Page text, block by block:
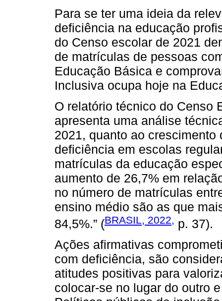
Para se ter uma ideia da
deficiência na educação
do Censo escolar de 2021
de matrículas de pessoas
Educação Básica e
Inclusiva ocupa hoje na
O relatório técnico do Censo
apresenta uma análise
2021, quanto ao
deficiência em escolas
matrículas da educação
aumento de 26,7% em
no número de matrículas
ensino médio são as que
84,5%.” (BRASIL, 2022, p. 37).
Ações afirmativas
com deficiência, são
atitudes positivas para
colocar-se no lugar do outro